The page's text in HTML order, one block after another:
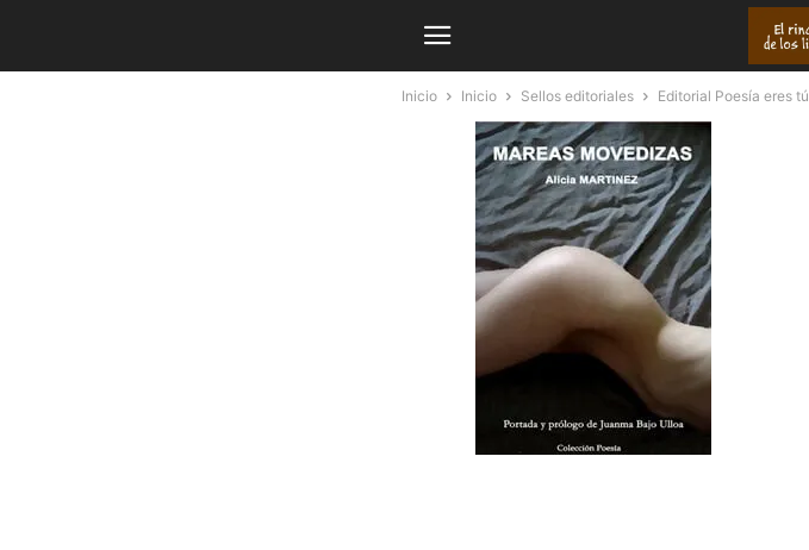
Inicio Inicio Sellos editoriales Editorial Poesía eres tú